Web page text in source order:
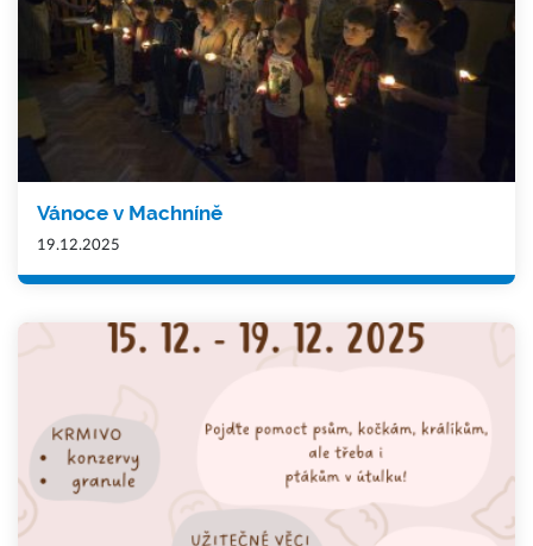
Vánoce v Machníně
19.12.2025